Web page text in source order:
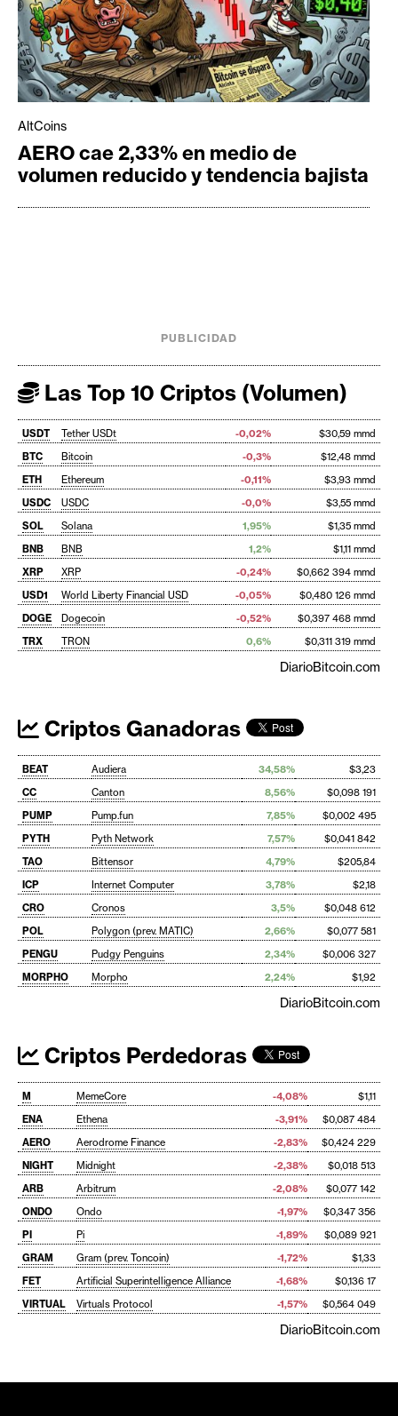
AltCoins
AERO cae 2,33% en medio de
volumen reducido y tendencia bajista
PUBLICIDAD
Las Top 10 Criptos (Volumen)
USDT Tether USDt -0,02%
$30,59 mmd
BTC
Bitcoin -0,3%
$12,48 mmd
ETH
Ethereum -0,11%
$3,93 mmd
USDC
USDC -0,0%
$3,55 mmd
SOL
Solana 1,95%
$1,35 mmd
BNB
BNB 1,2%
$1,11 mmd
XRP
XRP -0,24%
$0,662 394 mmd
USD1
World Liberty Financial USD -0,05%
$0,480 126 mmd
DOGE
Dogecoin -0,52%
$0,397 468 mmd
TRX
TRON 0,6% $0,311 319 mmd
DiarioBitcoin.com
Criptos Ganadoras
BEAT Audiera 34,58%
$3,23
CC
Canton 8,56%
$0,098 191
PUMP
Pump.fun 7,85%
$0,002 495
PYTH
Pyth Network 7,57%
$0,041 842
TAO
Bittensor 4,79%
$205,84
ICP
Internet Computer 3,78%
$2,18
CRO
Cronos 3,5%
$0,048 612
POL
Polygon (prev. MATIC) 2,66%
$0,077 581
PENGU
Pudgy Penguins 2,34%
$0,006 327
MORPHO
Morpho 2,24% $1,92
DiarioBitcoin.com
Criptos Perdedoras
M MemeCore -4,08%
$1,11
ENA
Ethena -3,91%
$0,087 484
AERO
Aerodrome Finance -2,83%
$0,424 229
NIGHT
Midnight -2,38%
$0,018 513
ARB
Arbitrum -2,08%
$0,077 142
ONDO
Ondo -1,97%
$0,347 356
PI
Pi -1,89%
$0,089 921
GRAM
Gram (prev. Toncoin) -1,72%
$1,33
FET
Artificial Superintelligence Alliance -1,68%
$0,136 17
VIRTUAL
Virtuals Protocol -1,57% $0,564 049
DiarioBitcoin.com